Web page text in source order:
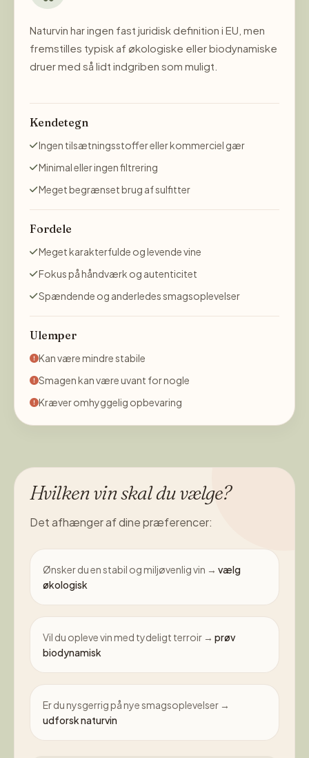
Naturvin har ingen fast juridisk definition i EU, men
fremstilles typisk af økologiske eller biodynamiske
druer med så lidt indgriben som muligt.
Kendetegn
Ingen tilsætningsstoffer eller kommerciel gær
Minimal eller ingen filtrering
Meget begrænset brug af sulfitter
Fordele
Meget karakterfulde og levende vine
Fokus på håndværk og autenticitet
Spændende og anderledes smagsoplevelser
Ulemper
Kan være mindre stabile
Smagen kan være uvant for nogle
Kræver omhyggelig opbevaring
Hvilken vin skal du vælge?
Det afhænger af dine præferencer:
Ønsker du en stabil og miljøvenlig vin → vælg
økologisk
Vil du opleve vin med tydeligt terroir → prøv
biodynamisk
Er du nysgerrig på nye smagsoplevelser →
udforsk naturvin